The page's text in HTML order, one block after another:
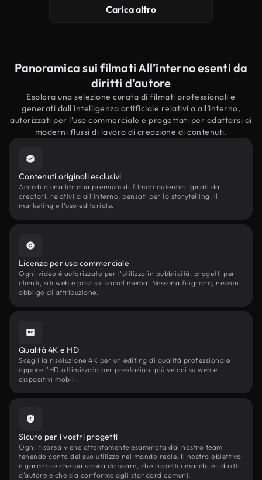
Carica altro
Panoramica sui filmati All’interno esenti da
diritti d'autore
Esplora una selezione curata di filmati professionali e
generati dall'intelligenza artificiale relativi a all’interno,
autorizzati per l'uso commerciale e progettati per adattarsi ai
moderni flussi di lavoro di creazione di contenuti.
Contenuti originali esclusivi
Accedi a una libreria premium di filmati autentici, girati da
creatori, relativi a all’interno, pensati per lo storytelling, il
marketing e l'uso editoriale.
Licenza per uso commerciale
Ogni video è autorizzato per l'utilizzo in pubblicità, progetti per
clienti, siti web e post sui social media. Nessuna filigrana, nessun
obbligo di attribuzione.
Qualità 4K e HD
Scegli la risoluzione 4K per un editing di qualità professionale
oppure l'HD ottimizzato per prestazioni più veloci su web e
dispositivi mobili.
Sicuro per i vostri progetti
Ogni risorsa viene attentamente esaminata dal nostro team
tenendo conto del suo utilizzo nel mondo reale. Il nostro obiettivo
è garantire che sia sicura da usare, che rispetti i marchi e i diritti
d'autore e che sia conforme agli standard comuni.